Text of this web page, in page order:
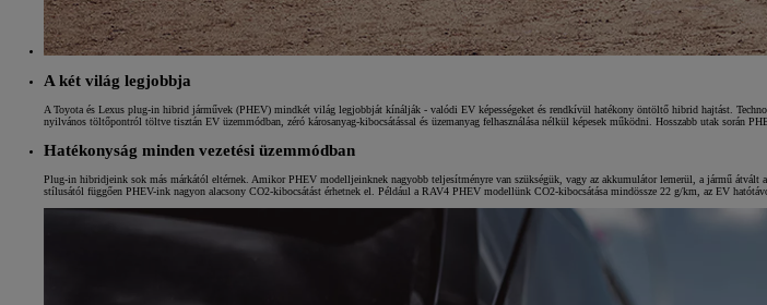
7 700 000 Ft-tól
HYBRID
A két világ legjobbja
A Toyota és Lexus plug-in hibrid járművek (PHEV) mindkét világ legjobbját kínálják - valódi EV képességeket és rendkívül hatékony öntöltő hibrid hajtást.
nyilvános töltőpontról töltve tisztán EV üzemmódban, zéró károsanyag-kibocsátással és üzemanyag felhasználása nélkül képesek működni. Hosszabb utak során
Hatékonyság minden vezetési üzemmódban
Plug-in hibridjeink sok más márkától eltérnek. Amikor PHEV modelljeinknek nagyobb teljesítményre van szükségük, vagy az akkumulátor lemerül, a jármű átvált
stílusától függően PHEV-ink nagyon alacsony CO2-kibocsátást érhetnek el. Például a RAV4 PHEV modellünk CO2-kibocsátása mindössze 22 g/km, az EV